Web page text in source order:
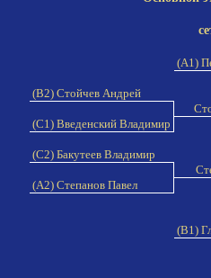
(A1)
(B2) Стойчев Андрей
(C1) Введенский Владимир
(C2) Бакутеев Владимир
(A2) Степанов Павел
(B1)